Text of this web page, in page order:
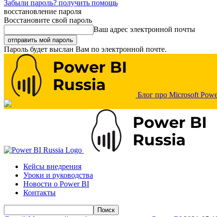
Забыли пароль? получить помощь
восстановление пароля
Восстановите свой пароль
Ваш адрес электронной почты
Пароль будет выслан Вам по электронной почте.
Блог про Microsoft
Кейсы внедрения
Уроки и руководства
Новости о Power BI
Контакты